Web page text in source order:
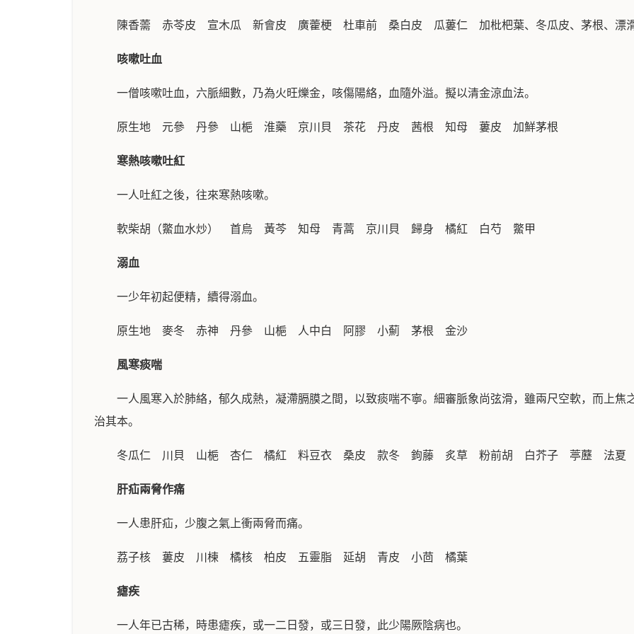
陳香薷 赤苓皮 宣木瓜 新會皮 廣藿梗 杜車前 桑白皮 瓜蔞仁 加枇杷葉、冬瓜皮、茅根、漂
咳嗽吐血
一僧咳嗽吐血，六脈細數，乃為火旺爍金，咳傷陽絡，血隨外溢。擬以清金涼血法。
原生地 元參 丹參 山梔 淮藥 京川貝 茶花 丹皮 茜根 知母 蔞皮 加鮮茅根
寒熱咳嗽吐紅
一人吐紅之後，往來寒熱咳嗽。
軟柴胡（鱉血水炒） 首烏 黃芩 知母 青蒿 京川貝 歸身 橘紅 白芍 鱉甲
溺血
一少年初起便精，續得溺血。
原生地 麥冬 赤神 丹參 山梔 人中白 阿膠 小薊 茅根 金沙
風寒痰喘
一人風寒入於肺絡，郁久成熱，凝滯膈膜之間，以致痰喘不寧。細審脈象尚弦滑，雖兩尺空軟，而上焦
治其本。
冬瓜仁 川貝 山梔 杏仁 橘紅 料豆衣 桑皮 款冬 鉤藤 炙草 粉前胡 白芥子 葶藶 法夏
肝疝兩脅作痛
一人患肝疝，少腹之氣上衝兩脅而痛。
荔子核 蔞皮 川楝 橘核 柏皮 五靈脂 延胡 青皮 小茴 橘葉
瘧疾
一人年已古稀，時患瘧疾，或一二日發，或三日發，此少陽厥陰病也。